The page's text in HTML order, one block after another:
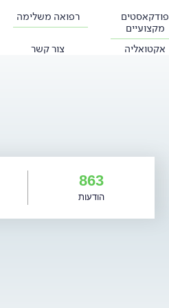
פודקאסטים
מקצועיים
רפואה משלימה
אקטואליה צור קשר
863
הודעות